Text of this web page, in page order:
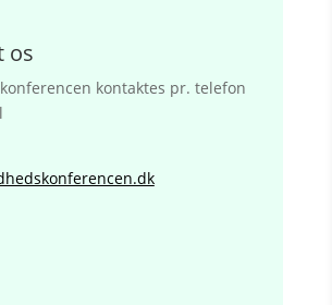
os
kontaktes pr. telefon